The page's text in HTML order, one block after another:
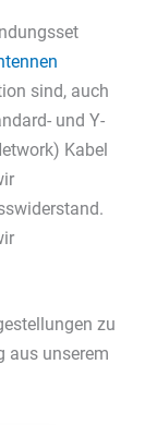
sind, auch
und Y-
Kabel
zu
aus unserem